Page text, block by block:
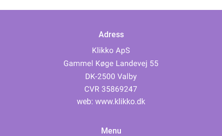
Adress
web: www.klikko.dk
Menu